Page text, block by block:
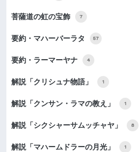
菩薩道の虹の宝飾 7
要約・マハーバーラタ 57
要約・ラーマーヤナ 4
解説「クリシュナ物語」 1
解説「クンサン・ラマの教え」 1
解説「シクシャーサムッチャヤ」 8
解説「マハームドラーの月光」 1